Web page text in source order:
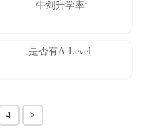
牛剑升学率:
是否有A-Level:
4 >